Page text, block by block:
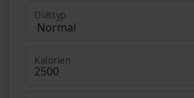
Diättyp
Kalorien